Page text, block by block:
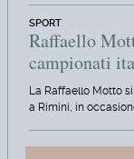
SPORT
Raffaello
campionati
La Raffaello Motto
a Rimini, in